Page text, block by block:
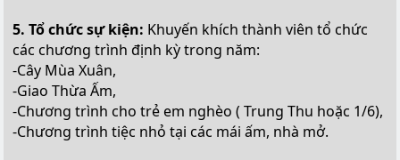
5. Tổ chức sự kiện: Khuyến khích thành viên tổ chức
các chương trình định kỳ trong năm:
-Cây Mùa Xuân,
-Giao Thừa Ấm,
-Chương trình cho trẻ em nghèo ( Trung Thu hoặc 1/6),
-Chương trình tiệc nhỏ tại các mái ấm, nhà mở.